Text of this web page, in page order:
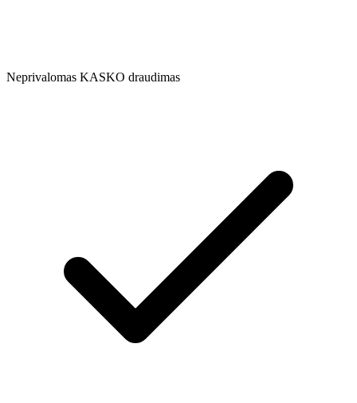
Neprivalomas KASKO draudimas